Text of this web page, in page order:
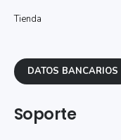
Tienda
DATOS BANCARIOS
Soporte